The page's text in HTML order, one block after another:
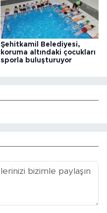
Şehitkamil Belediyesi,
koruma altındaki çocukları
sporla buluşturuyor